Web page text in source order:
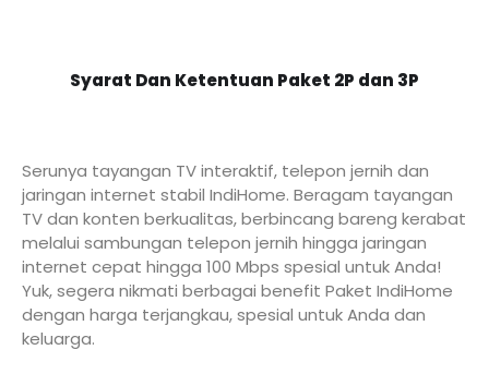
Syarat Dan Ketentuan Paket 2P dan 3P
Serunya tayangan TV interaktif, telepon jernih dan
jaringan internet stabil IndiHome. Beragam tayangan
TV dan konten berkualitas, berbincang bareng kerabat
melalui sambungan telepon jernih hingga jaringan
internet cepat hingga 100 Mbps spesial untuk Anda!
Yuk, segera nikmati berbagai benefit Paket IndiHome
dengan harga terjangkau, spesial untuk Anda dan
keluarga.